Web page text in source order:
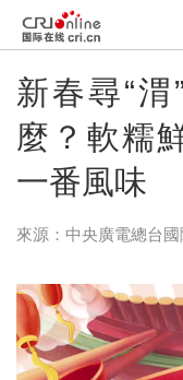
新春尋“
麼？軟糯
一番風味
來源：中央廣電總台國